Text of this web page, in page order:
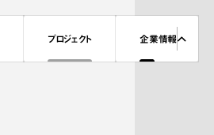
プロジェクト 企業情報